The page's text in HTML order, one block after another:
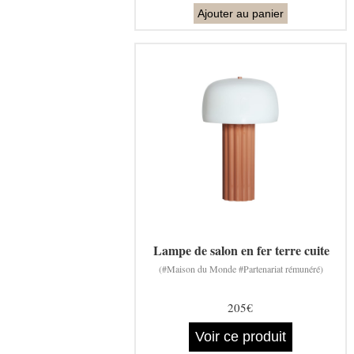
Ajouter au panier
Lampe de salon en fer terre cuite
(#Maison du Monde #Partenariat rémunéré)
205€
Voir ce produit